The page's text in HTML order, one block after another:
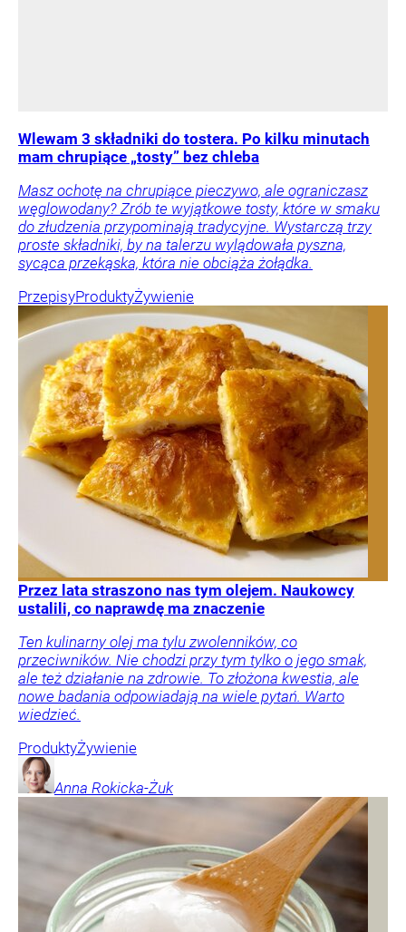
Wlewam 3 składniki do tostera. Po kilku minutach
mam chrupiące „tosty” bez chleba
Masz ochotę na chrupiące pieczywo, ale ograniczasz
węglowodany? Zrób te wyjątkowe tosty, które w smaku
do złudzenia przypominają tradycyjne. Wystarczą trzy
proste składniki, by na talerzu wylądowała pyszna,
sycąca przekąska, która nie obciąża żołądka.
PrzepisyProduktyŻywienie
Przez lata straszono nas tym olejem. Naukowcy
ustalili, co naprawdę ma znaczenie
Ten kulinarny olej ma tylu zwolenników, co
przeciwników. Nie chodzi przy tym tylko o jego smak,
ale też działanie na zdrowie. To złożona kwestia, ale
nowe badania odpowiadają na wiele pytań. Warto
wiedzieć.
ProduktyŻywienie
Anna Rokicka-Żuk